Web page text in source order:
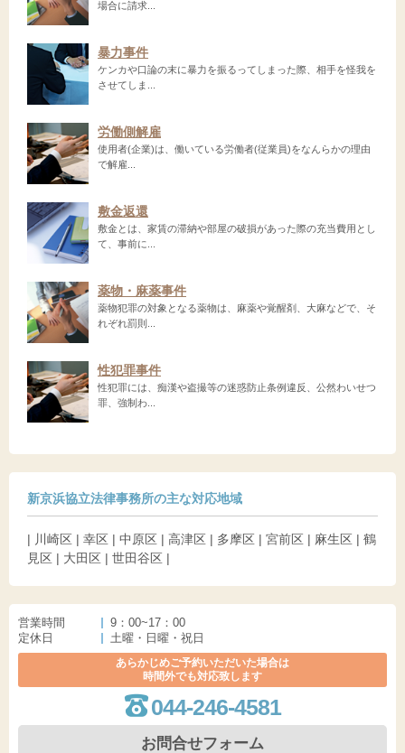
場合に請求...
暴力事件
ケンカや口論の末に暴力を振るってしまった際、相手を怪我を
させてしま...
労働側解雇
使用者(企業)は、働いている労働者(従業員)をなんらかの理由
で解雇...
敷金返還
敷金とは、家賃の滞納や部屋の破損があった際の充当費用とし
て、事前に...
薬物・麻薬事件
薬物犯罪の対象となる薬物は、麻薬や覚醒剤、大麻などで、そ
れぞれ罰則...
性犯罪事件
性犯罪には、痴漢や盗撮等の迷惑防止条例違反、公然わいせつ
罪、強制わ...
新京浜協立法律事務所の主な対応地域
| 川崎区 | 幸区 | 中原区 | 高津区 | 多摩区 | 宮前区 | 麻生区 | 鶴
見区 | 大田区 | 世田谷区 |
営業時間
9：00~17：00
定休日
土曜・日曜・祝日
あらかじめご予約いただいた場合は
時間外でも対応致します
044-246-4581
お問合せフォーム